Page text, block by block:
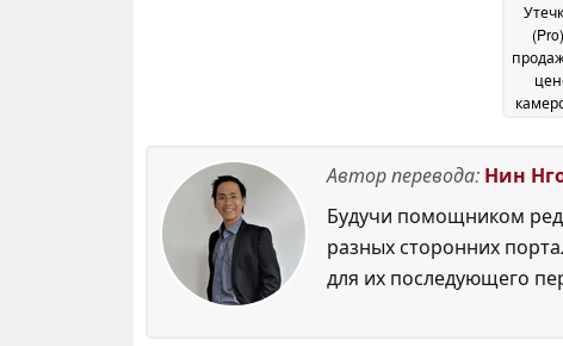
Автор перевода: Нин
Будучи помощником
разных сторонних
для их последующего